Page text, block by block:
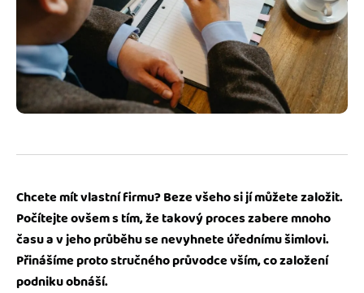
Spřátelené účetní
Katalog doplňků
Jak se vyznat ve fakturaci
Blog
mini akademie
Chcete mít vlastní firmu? Beze všeho si jí můžete založit.
Počítejte ovšem s tím, že takový proces zabere mnoho
času a v jeho průběhu se nevyhnete úřednímu šimlovi.
Přinášíme proto stručného průvodce vším, co založení
podniku obnáší.